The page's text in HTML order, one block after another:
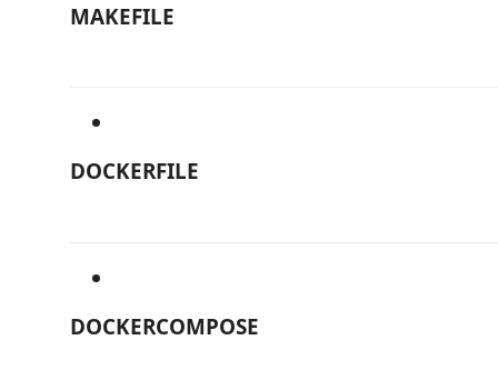
MAKEFILE
DOCKERFILE
DOCKERCOMPOSE